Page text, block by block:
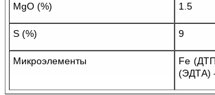
MgO (%) 1.5
S (%) 9
Микроэлементы
Fe
(ЭДТА)